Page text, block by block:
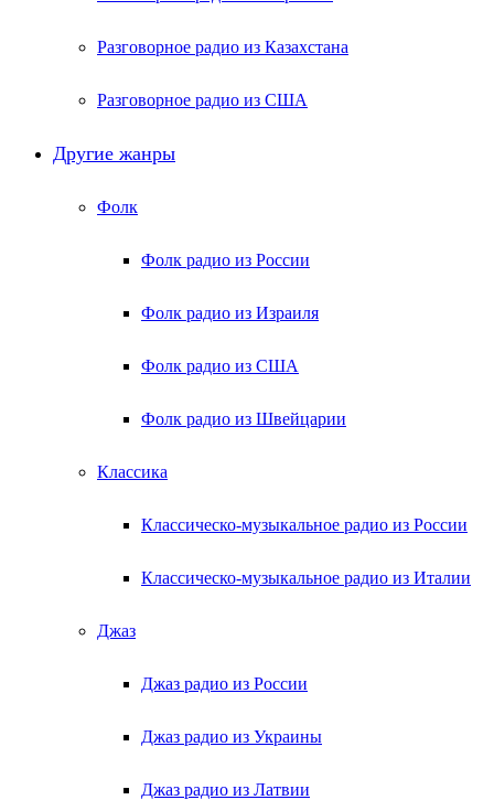
Разговорное радио из Казахстана
Разговорное радио из США
Другие жанры
Фолк
Фолк радио из России
Фолк радио из Израиля
Фолк радио из США
Фолк радио из Швейцарии
Классика
Классическо-музыкальное радио из России
Классическо-музыкальное радио из Италии
Джаз
Джаз радио из России
Джаз радио из Украины
Джаз радио из Латвии